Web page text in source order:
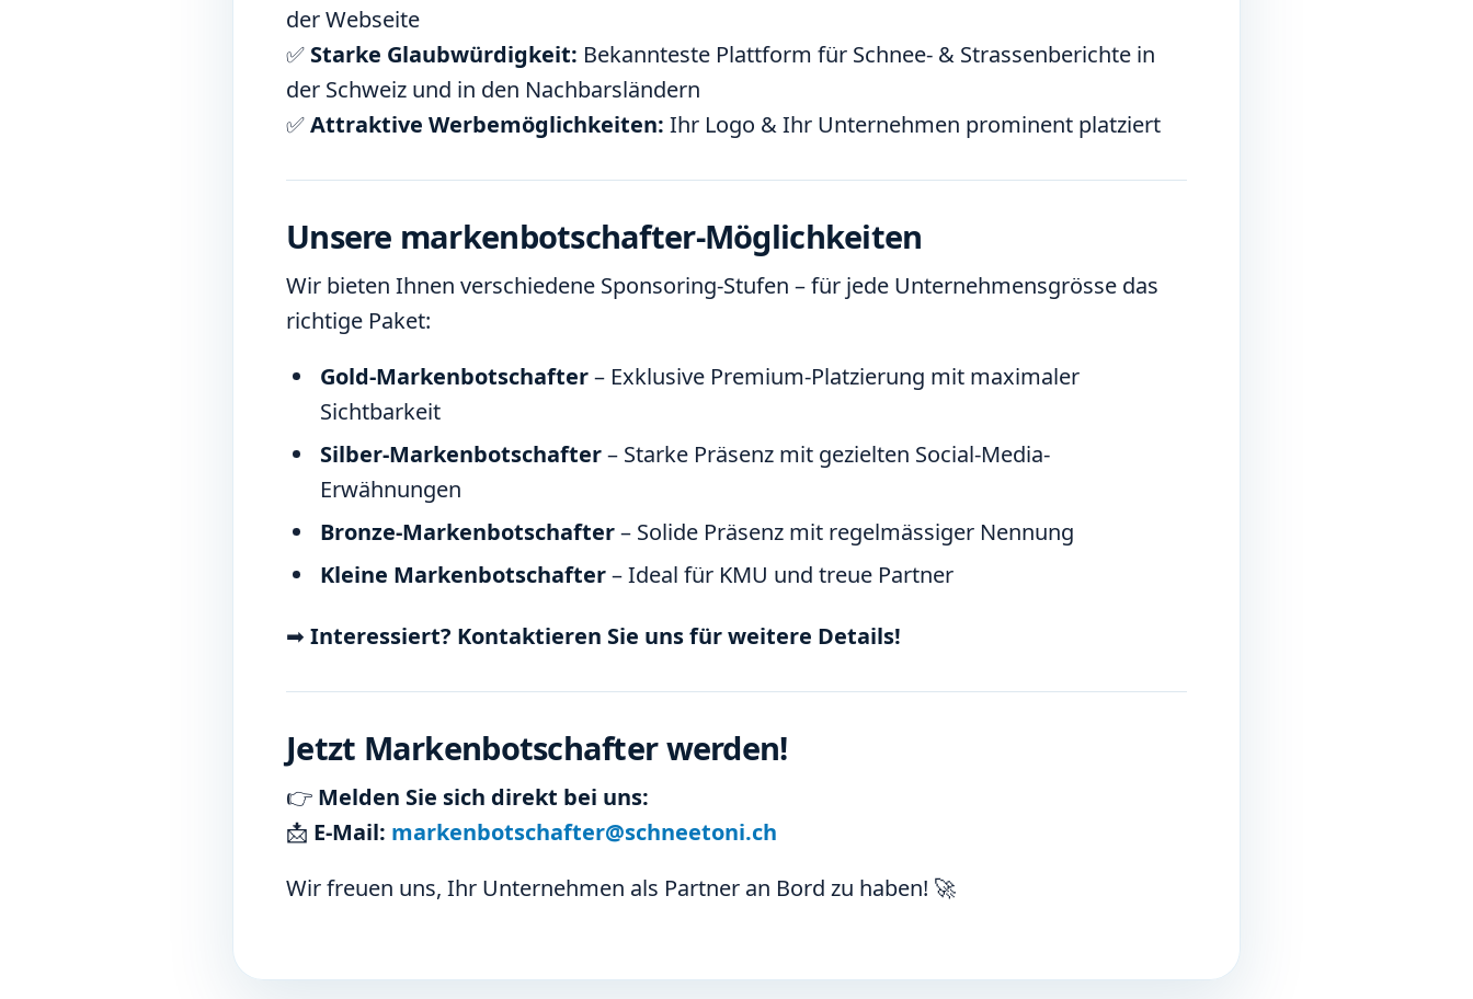
der Webseite
✅ Starke Glaubwürdigkeit: Bekannteste Plattform für Schnee- & Strassenberichte in
der Schweiz und in den Nachbarsländern
✅Attraktive Werbemöglichkeiten: Ihr Logo & Ihr Unternehmen prominent platziert
Unsere markenbotschafter-Möglichkeiten
Wir bieten Ihnen verschiedene Sponsoring-Stufen – für jede Unternehmensgrösse das
richtige Paket:
Gold-Markenbotschafter– Exklusive Premium-Platzierung mit maximaler
Sichtbarkeit
Silber-Markenbotschafter– Starke Präsenz mit gezielten Social-Media-
Erwähnungen
Bronze-Markenbotschafter– Solide Präsenz mit regelmässiger Nennung
Kleine Markenbotschafter– Ideal für KMU und treue Partner
➡ Interessiert? Kontaktieren Sie uns für weitere Details!
Jetzt Markenbotschafter werden!
👉 Melden Sie sich direkt bei uns:
📩 E-Mail: markenbotschafter@schneetoni.ch
Wir freuen uns, Ihr Unternehmen als Partner an Bord zu haben! 🚀